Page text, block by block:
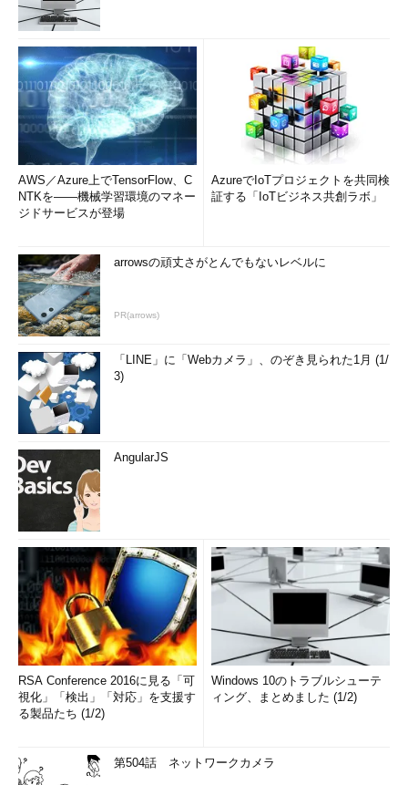
AWS／Azure上でTensorFlow、C
NTKを――機械学習環境のマネー
ジドサービスが登場
AzureでIoTプロジェクトを共同検
証する「IoTビジネス共創ラボ」
arrowsの頑丈さがとんでもないレベルに
PR(arrows)
「LINE」に「Webカメラ」、のぞき見られた1月 (1/
3)
AngularJS
RSA Conference 2016に見る「可
視化」「検出」「対応」を支援す
る製品たち (1/2)
Windows 10のトラブルシューテ
ィング、まとめました (1/2)
第504話 ネットワークカメラ